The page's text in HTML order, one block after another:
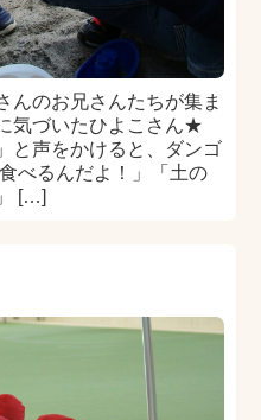
んのお兄さんたちが集ま
気づいたひよこさん★
と声をかけると、ダンゴ
べるんだよ！」「土の
[…]